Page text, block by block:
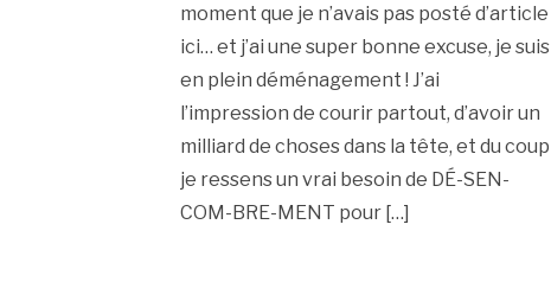
moment que je n’avais pas posté d’article
ici… et j’ai une super bonne excuse, je suis
en plein déménagement ! J’ai
l’impression de courir partout, d’avoir un
milliard de choses dans la tête, et du coup
je ressens un vrai besoin de DÉ-SEN-
COM-BRE-MENT pour […]